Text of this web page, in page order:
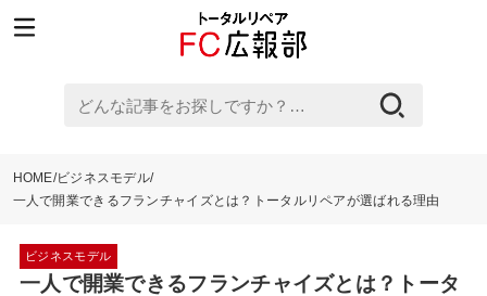
ど
記
HOME ビジネスモデル
一人で開業できるフランチャイズとは？トータルリペアが選ばれる理由
ビジネスモデル
一人で開業できるフランチャイズとは？トータ